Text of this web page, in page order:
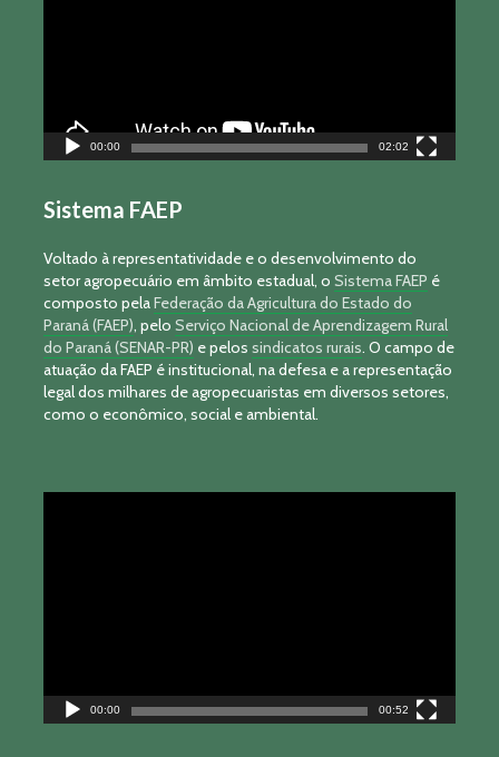
00:00 02:02
Sistema FAEP
Voltado à representatividade e o desenvolvimento do
setor agropecuário em âmbito estadual, o Sistema FAEP é
composto pelaFederação da Agricultura do Estado do
Paraná (FAEP), pelo Serviço Nacional de Aprendizagem Rural
do Paraná (SENAR-PR) e pelos sindicatos rurais. O campo de
atuação da FAEP é institucional, na defesa e a representação
legal dos milhares de agropecuaristas em diversos setores,
como o econômico, social e ambiental.
00:00 00:52